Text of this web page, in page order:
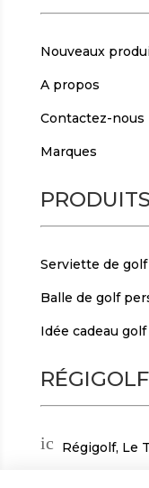
Nouveaux
A propos
Contactez-nous
Marques
Serviette de
Balle de golf
Idée cadeau
RÉGIGOLF
ic
Régigolf, Le